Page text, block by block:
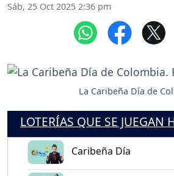
Sáb, 25 Oct 2025 2:36 pm
La Caribeña Día de
LOTERÍAS QUE SE JUEGAN
Caribeña Día